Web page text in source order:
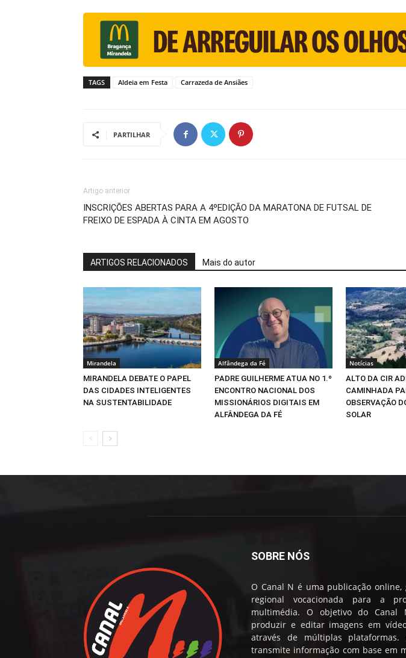
TAGS Aldeia em Festa Carrazeda de Ansiães
PARTILHAR
Artigo anterior
INSCRIÇÕES ABERTAS PARA A 4ºEDIÇÃO DA MARATONA DE FUTSAL DE
FREIXO DE ESPADA À CINTA EM AGOSTO
ARTIGOS RELACIONADOS Mais do autor
Mirandela
MIRANDELA DEBATE O PAPEL
DAS CIDADES INTELIGENTES
NA SUSTENTABILIDADE
Alfândega da Fé
PADRE GUILHERME ATUA NO 1.º
ENCONTRO NACIONAL DOS
MISSIONÁRIOS DIGITAIS EM
ALFÂNDEGA DA FÉ
Notícias
ALTO DA CIR
CAMINHADA
OBSERVAÇÃO
SOLAR
SOBRE NÓS
O Canal N é uma publicação
regional vocacionada para a
multimédia. O objetivo do Canal
produzir e editar imagens em
através de múltiplas
transmite informação com base em